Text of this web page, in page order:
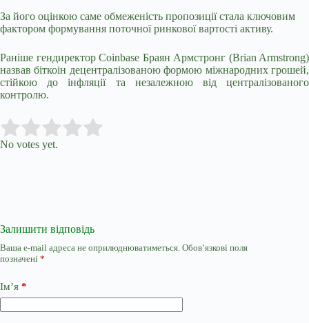
За його оцінкою саме обмеженість пропозиції стала ключовим
фактором формування поточної ринкової вартості активу.
Раніше гендиректор Coinbase Браян Армстронг (Brian Armstrong)
назвав біткоін децентралізованою формою міжнародних грошей,
стійкою до інфляції та незалежною від централізованого
контролю.
Rate this item:
No votes yet.
Залишити відповідь
Ваша e-mail адреса не оприлюднюватиметься. Обов’язкові поля
позначені *
Ім’я *